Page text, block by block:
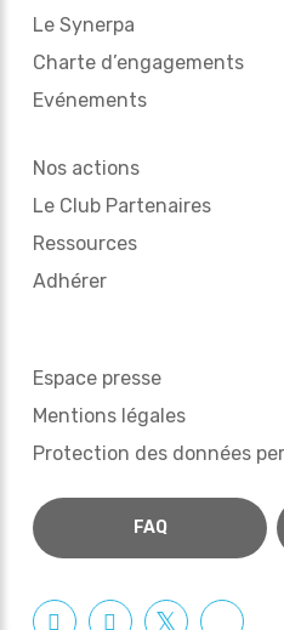
Le Synerpa
Charte d’engagements
Evénements
Nos actions
Le Club Partenaires
Ressources
Adhérer
Espace presse
Mentions légales
Protection des données
FAQ